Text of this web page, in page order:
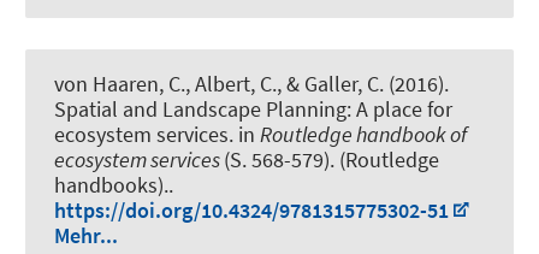
von Haaren, C., Albert, C., & Galler, C. (2016).
Spatial and Landscape Planning: A place for
ecosystem services. in Routledge handbook of
ecosystem services(S. 568-579). (Routledge
handbooks)..
https://doi.org/10.4324/9781315775302-51
Mehr...